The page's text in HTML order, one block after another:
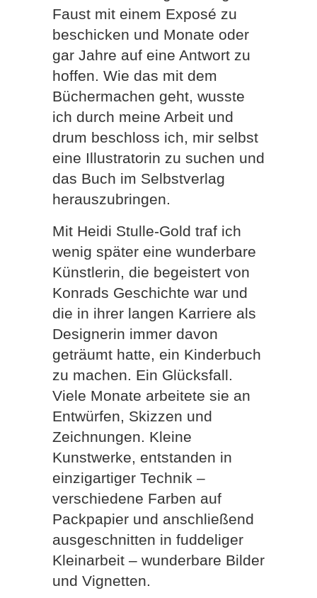
Faust mit einem Exposé zu
beschicken und Monate oder
gar Jahre auf eine Antwort zu
hoffen. Wie das mit dem
Büchermachen geht, wusste
ich durch meine Arbeit und
drum beschloss ich, mir selbst
eine Illustratorin zu suchen und
das Buch im Selbstverlag
herauszubringen.
Mit Heidi Stulle-Gold traf ich
wenig später eine wunderbare
Künstlerin, die begeistert von
Konrads Geschichte war und
die in ihrer langen Karriere als
Designerin immer davon
geträumt hatte, ein Kinderbuch
zu machen. Ein Glücksfall.
Viele Monate arbeitete sie an
Entwürfen, Skizzen und
Zeichnungen. Kleine
Kunstwerke, entstanden in
einzigartiger Technik –
verschiedene Farben auf
Packpapier und anschließend
ausgeschnitten in fuddeliger
Kleinarbeit – wunderbare Bilder
und Vignetten.